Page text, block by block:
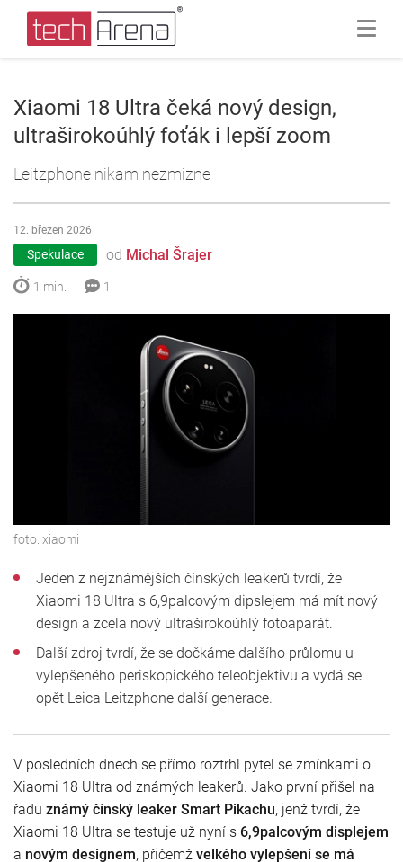
Xiaomi 18 Ultra čeká nový design,
ultraširokoúhlý foťák i lepší zoom
Leitzphone nikam nezmizne
Spekulace od Michal Šrajer
12. březen 2026
1 min. 1
foto: xiaomi
Jeden z nejznámějších čínských leakerů tvrdí, že
Xiaomi 18 Ultra s 6,9palcovým dipslejem má mít nový
design a zcela nový ultraširokoúhlý fotoaparát.
Další zdroj tvrdí, že se dočkáme dalšího průlomu u
vylepšeného periskopického teleobjektivu a vydá se
opět Leica Leitzphone další generace.
V posledních dnech se přímo roztrhl pytel se zmínkami o
Xiaomi 18 Ultra od známých leakerů. Jako první přišel na
řadu známý čínský leaker Smart Pikachu, jenž tvrdí, že
Xiaomi 18 Ultra se testuje už nyní s 6,9palcovým displejem
a novým designem, přičemž velkého vylepšení se má